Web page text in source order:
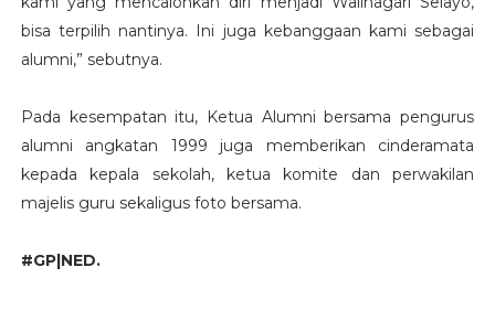
bisa terpilih nantinya. Ini juga kebanggaan kami sebagai
alumni,” sebutnya.
Pada kesempatan itu, Ketua Alumni bersama pengurus
alumni angkatan 1999 juga memberikan cinderamata
kepada kepala sekolah, ketua komite dan perwakilan
majelis guru sekaligus foto bersama.
#GP|NED.